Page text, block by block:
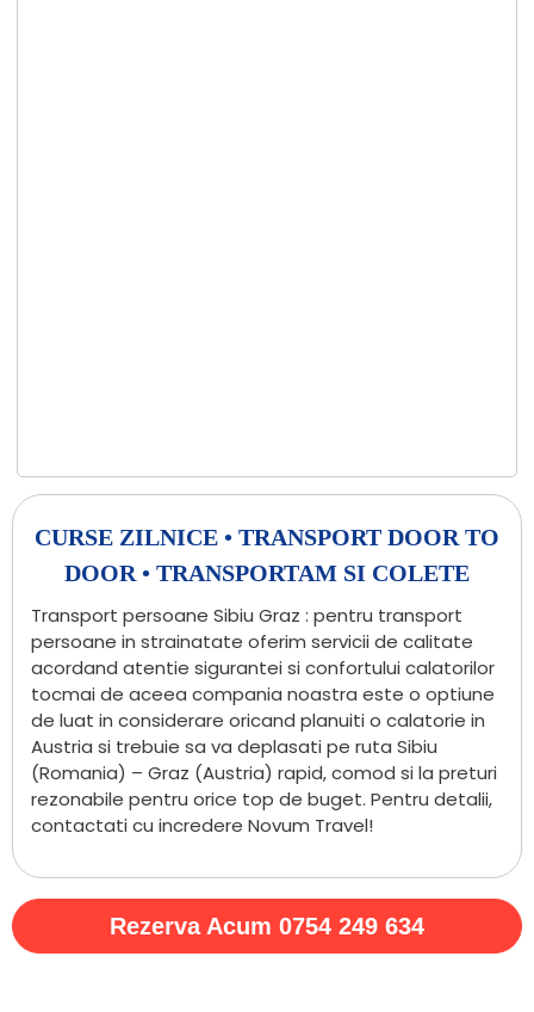
CURSE ZILNICE • TRANSPORT DOOR TO
DOOR • TRANSPORTAM SI COLETE
Transport persoane Sibiu Graz : pentru transport
persoane in strainatate oferim servicii de calitate
acordand atentie sigurantei si confortului calatorilor
tocmai de aceea compania noastra este o optiune
de luat in considerare oricand planuiti o calatorie in
Austria si trebuie sa va deplasati pe ruta Sibiu
(Romania) – Graz (Austria) rapid, comod si la preturi
rezonabile pentru orice top de buget. Pentru detalii,
contactati cu incredere Novum Travel!
Rezerva Acum 0754 249 634